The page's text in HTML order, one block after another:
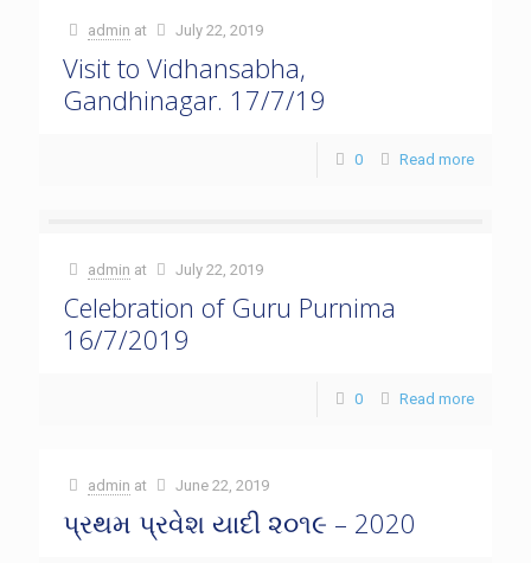
admin at July 22, 2019
Visit to Vidhansabha,
Gandhinagar. 17/7/19
0 Read more
admin at July 22, 2019
Celebration of Guru Purnima
16/7/2019
0 Read more
admin at June 22, 2019
પ્રથમ પ્રવેશ યાદી ૨૦૧૯ – 2020